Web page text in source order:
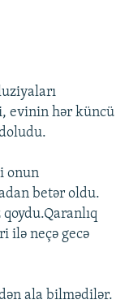
evinin hər küncü
onun
betər oldu.
ilə neçə gecə
ala bilmədilər.